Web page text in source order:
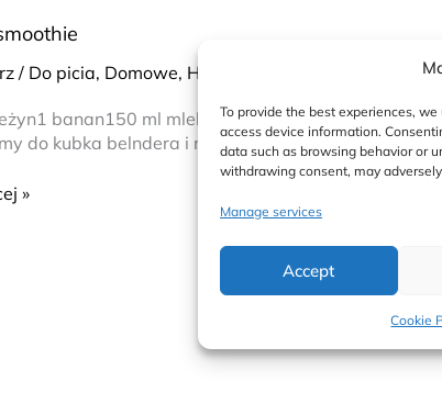
To provide the best experiences,
access device information.
data such as browsing behavior or
withdrawing consent, may
Manage services
Accept
Cookie
/ Do picia, Domowe, Hasimoto Śniadanie,
banan150 ml mleka kokosowego1 łyżka oleju
do kubka belndera i miksujemy. Voila!
»